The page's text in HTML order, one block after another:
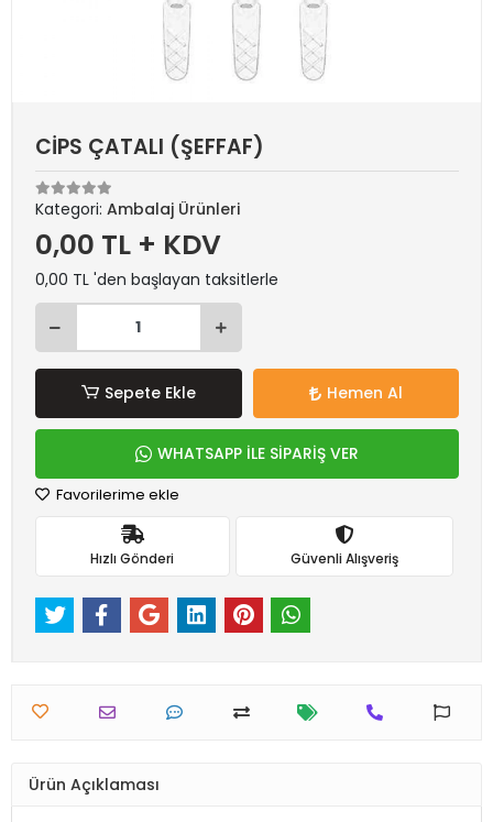
CİPS ÇATALI (ŞEFFAF)
Kategori: Ambalaj Ürünleri
0,00 TL + KDV
0,00 TL 'den başlayan taksitlerle
Sepete Ekle Hemen Al
WHATSAPP İLE SİPARİŞ VER
Favorilerime ekle
Hızlı Gönderi Güvenli Alışveriş
Ürün Açıklaması